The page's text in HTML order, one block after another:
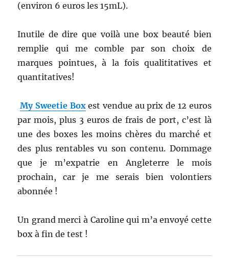
(environ 6 euros les 15mL).
Inutile de dire que voilà une box beauté bien
remplie qui me comble par son choix de
marques pointues, à la fois qualititatives et
quantitatives!
My Sweetie Boxest vendue au prix de 12 euros
par mois, plus 3 euros de frais de port, c’est là
une des boxes les moins chères du marché et
des plus rentables vu son contenu. Dommage
que je m’expatrie en Angleterre le mois
prochain, car je me serais bien volontiers
abonnée !
Un grand merci à Caroline qui m’a envoyé cette
box à fin de test !